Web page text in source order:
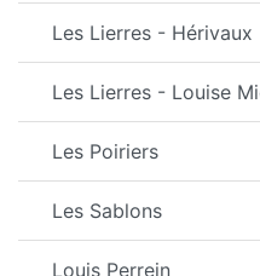
Les Lierres - Hérivaux
Les Lierres - Louise
Les Poiriers
Les Sablons
Louis Perrein